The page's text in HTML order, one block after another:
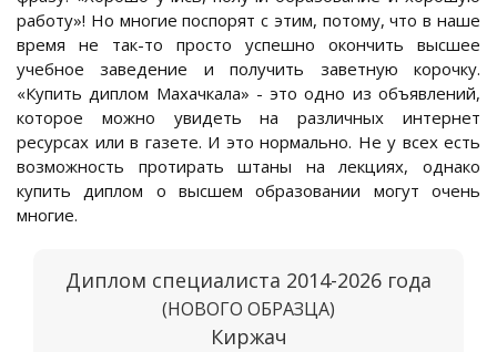
работу»! Но многие поспорят с этим, потому, что в наше
время не так-то просто успешно окончить высшее
учебное заведение и получить заветную корочку.
«Купить диплом Махачкала» - это одно из объявлений,
которое можно увидеть на различных интернет
ресурсах или в газете. И это нормально. Не у всех есть
возможность протирать штаны на лекциях, однако
купить диплом о высшем образовании могут очень
многие.
Диплом специалиста 2014-2026 года
(НОВОГО ОБРАЗЦА)
Киржач